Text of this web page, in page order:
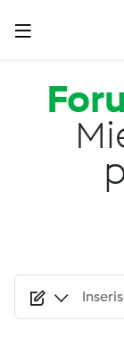
Salta al contenuto